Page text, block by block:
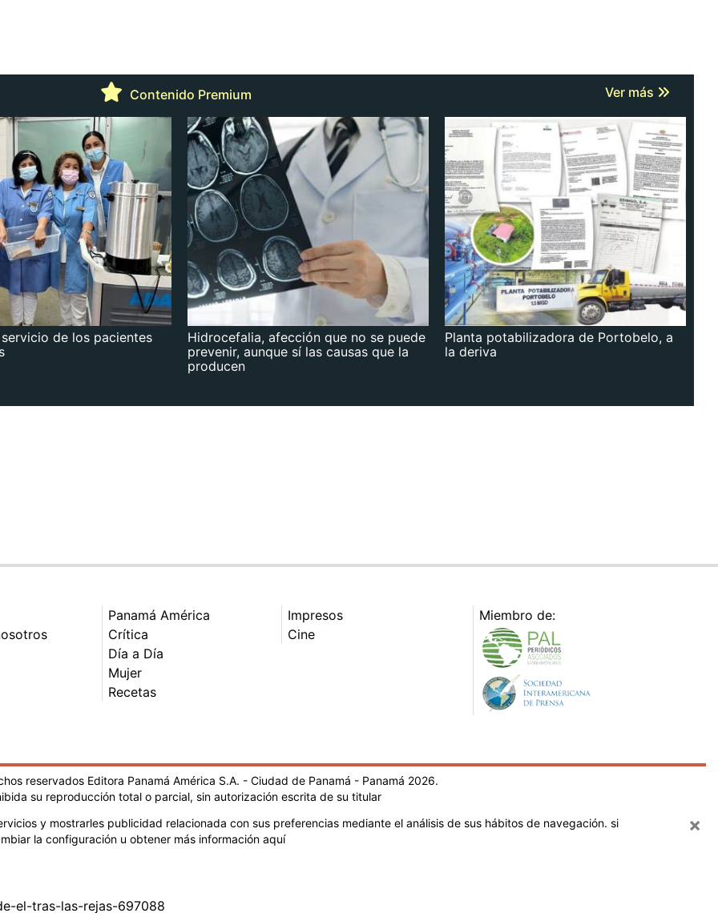
Contenido Premium Ver más
de los pacientes
Hidrocefalia, afección que no se puede
prevenir, aunque sí las causas que la
producen
Planta potabilizadora de Portobelo, a
la deriva
Panamá América
Crítica
Día a Día
Mujer
Recetas
Impresos
Cine
Miembro de:
reservados Editora Panamá América S.A. - Ciudad de Panamá - Panamá 2026.
su reproducción total o parcial, sin autorización escrita de su titular
y mostrarles publicidad relacionada con sus preferencias mediante el análisis de sus hábitos de navegación. si
la configuración u obtener más información aquí
×
el-tras-las-rejas-697088